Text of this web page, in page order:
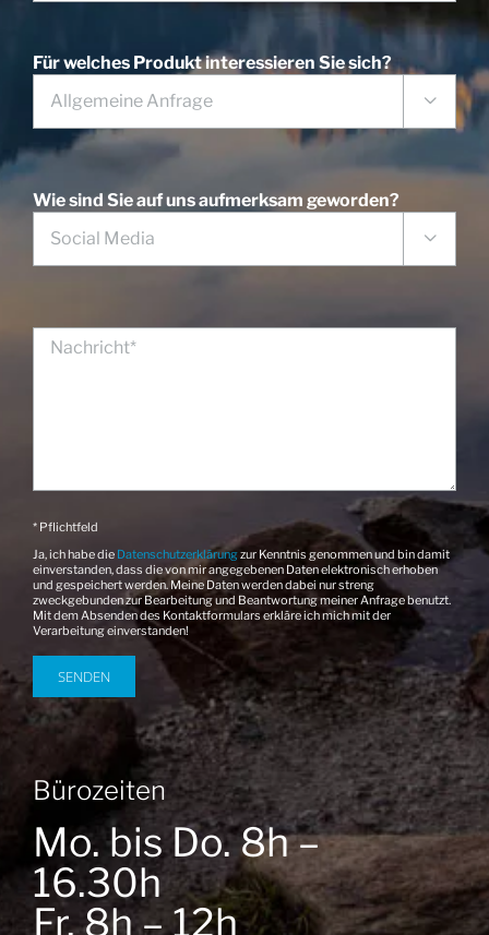
Für welches Produkt interessieren Sie sich?

Wie sind Sie auf uns aufmerksam geworden?

* Pflichtfeld
Ja, ich habe die Datenschutzerklärungzur Kenntnis genommen und bin damit
einverstanden, dass die von mir angegebenen Daten elektronisch erhoben
und gespeichert werden. Meine Daten werden dabei nur streng
zweckgebunden zur Bearbeitung und Beantwortung meiner Anfrage benutzt.
Mit dem Absenden des Kontaktformulars erkläre ich mich mit der
Verarbeitung einverstanden!
Bürozeiten
Mo. bis Do. 8h –
16.30h
Fr. 8h – 12h